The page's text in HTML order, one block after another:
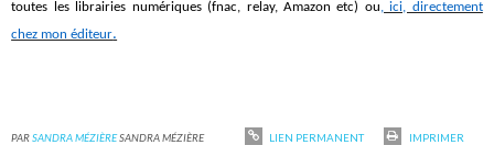
toutes les librairies numériques (fnac, relay, Amazon etc) ou, ici, directement
chez mon éditeur.
PARSANDRA MÉZIÈRESANDRA MÉZIÈRE LIEN PERMANENT
IMPRIMER